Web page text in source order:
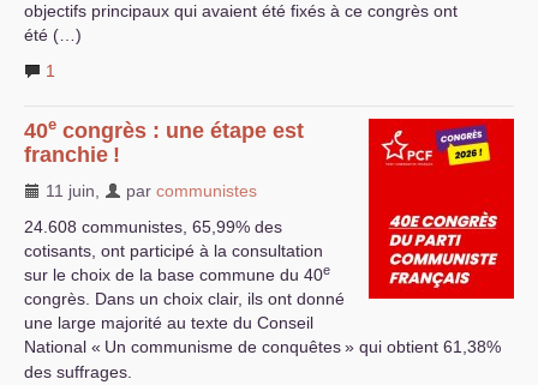
objectifs principaux qui avaient été fixés à ce congrès ont
été (…)
1
40e congrès : une étape est
franchie !
11 juin par communistes
24.608 communistes, 65,99% des
cotisants, ont participé à la consultation
sur le choix de la base commune du 40e
congrès. Dans un choix clair, ils ont donné
une large majorité au texte du Conseil
National « Un communisme de conquêtes» qui obtient 61,38%
des suffrages.